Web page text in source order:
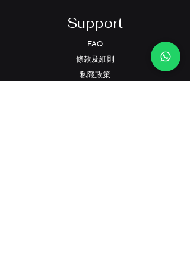
Support
FAQ
條款及細則
​私隱政策